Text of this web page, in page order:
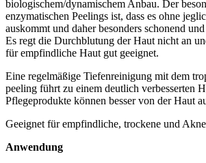
biologischem/dynamischem Anbau. Der
enzymatischen Peelings ist, dass es ohne
auskommt und daher besonders schonend
Es regt die Durchblutung der Haut nicht an
für empfindliche Haut gut geeignet.
Eine regelmäßige Tiefenreinigung mit dem
peeling führt zu einem deutlich verbesserten
Pflegeprodukte können besser von der Haut
Geeignet für empfindliche, trockene und
Anwendung